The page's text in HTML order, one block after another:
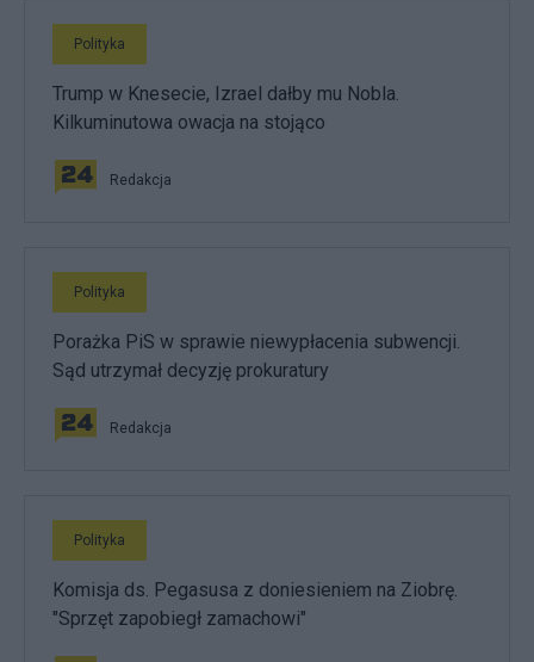
Polityka
Trump w Knesecie, Izrael dałby mu Nobla.
Kilkuminutowa owacja na stojąco
Redakcja
Polityka
Porażka PiS w sprawie niewypłacenia subwencji.
Sąd utrzymał decyzję prokuratury
Redakcja
Polityka
Komisja ds. Pegasusa z doniesieniem na Ziobrę.
"Sprzęt zapobiegł zamachowi"